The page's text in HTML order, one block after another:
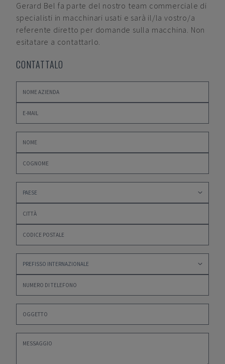
Gerard Bel fa parte del nostro team commerciale di
specialisti in macchinari usati e sarà il/la vostro/a
referente diretto per domande sulla macchina. Non
esitatare a contattarlo.
CONTATTALO